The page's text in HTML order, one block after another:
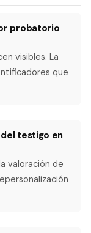
probatorio
visibles. La
que
testigo en
valoración de